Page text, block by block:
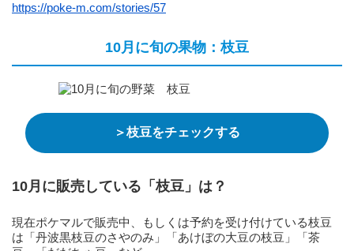
https://poke-m.com/stories/57
10月に旬の果物：枝豆
＞枝豆をチェックする
10月に販売している「枝豆」は？
現在ポケマルで販売中、もしくは予約を受け付けている枝豆
は「丹波黒枝豆のさやのみ」「あけぼの大豆の枝豆」「茶